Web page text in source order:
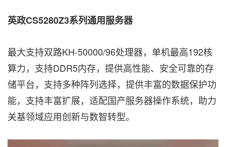
英政CS5280Z3系列通用服务器
最大支持双路KH-50000/96处理器，单机最高192核
算力，支持DDR5内存，提供高性能、安全可靠的存
储平台，支持多种阵列选择，提供丰富的数据保护功
能，支持丰富扩展，适配国产服务器操作系统，助力
关基领域应用创新与数智转型。